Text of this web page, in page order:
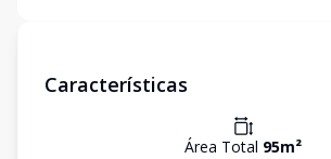
Características
Área Total 95m²